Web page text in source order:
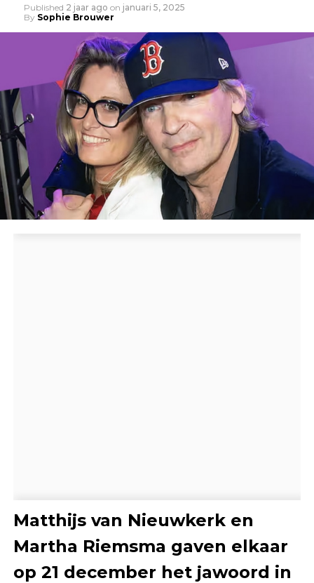
Published 2 jaar ago on januari 5, 2025
By Sophie Brouwer
Matthijs van Nieuwkerk en
Martha Riemsma gaven elkaar
op 21 december het jawoord in